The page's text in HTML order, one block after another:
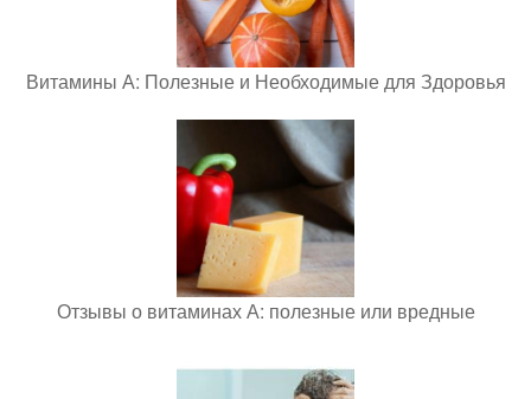
Витамины А: Полезные и Необходимые для Здоровья
Отзывы о витаминах А: полезные или вредные